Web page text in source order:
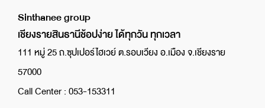
Sinthanee group
เชียงรายสินธานีช้อปง่าย ได้ทุกวัน ทุกเวลา
111 หมู่ 25 ถ.ซุปเปอร์ไฮเวย์ ต.รอบเวียง อ.เมือง จ.เชียงราย
57000
Call Center : 053-153311